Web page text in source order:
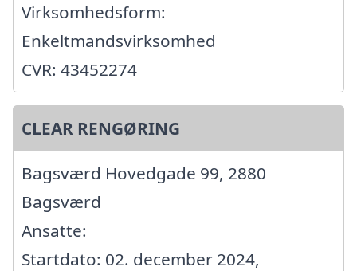
Virksomhedsform:
Enkeltmandsvirksomhed
CVR: 43452274
CLEAR RENGØRING
Bagsværd Hovedgade 99, 2880
Bagsværd
Ansatte:
Startdato: 02. december 2024,